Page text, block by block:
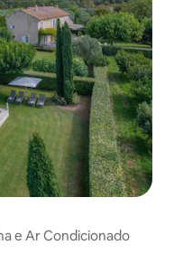
e Ar Condicionado